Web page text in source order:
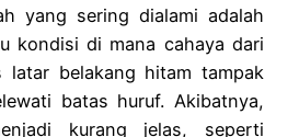
yang sering dialami adalah
kondisi di mana cahaya dari
belakang hitam tampak
batas huruf. Akibatnya,
kurang jelas, seperti